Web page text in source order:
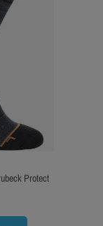
Protect